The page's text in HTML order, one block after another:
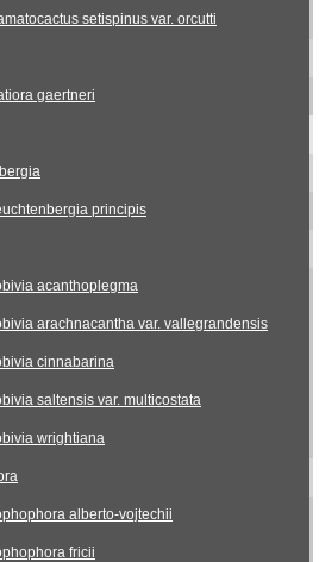
setispinus var. orcutti
gaertneri
principis
acanthoplegma
arachnacantha var. vallegrandensis
cinnabarina
saltensis var. multicostata
wrightiana
alberto-vojtechii
fricii